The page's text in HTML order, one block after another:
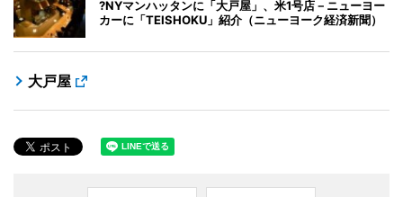
?NYマンハッタンに「大戸屋」、米1号店－ニューヨー
カーに「TEISHOKU」紹介（ニューヨーク経済新聞）
大戸屋